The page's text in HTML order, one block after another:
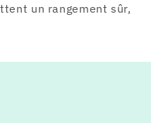
un rangement sûr,